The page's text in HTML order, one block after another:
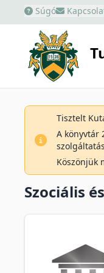
Súgó
Tisztelt
A könyvtár
Köszönjük
Szociális